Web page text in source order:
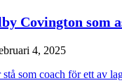
Covington som
4, 2025
som coach för ett av